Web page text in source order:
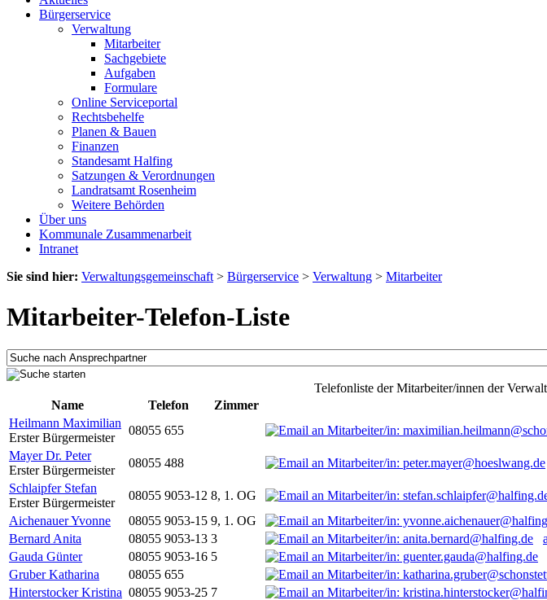
Bürgerservice
Verwaltung
Mitarbeiter
Sachgebiete
Aufgaben
Formulare
Online Serviceportal
Rechtsbehelfe
Planen & Bauen
Finanzen
Standesamt Halfing
Satzungen & Verordnungen
Landratsamt Rosenheim
Weitere Behörden
Über uns
Kommunale Zusammenarbeit
Intranet
Sie sind hier: Verwaltungsgemeinschaft > Bürgerservice > Verwaltung > Mitarbeiter
Mitarbeiter-Telefon-Liste
Telefonliste der Mitarbeiter/innen der
Name
Telefon Zimmer
Heilmann Maximilian
Erster Bürgermeister
08055 655
Mayer Dr. Peter
Erster Bürgermeister
08055 488
Schlaipfer Stefan
Erster Bürgermeister
08055 9053-12 8, 1. OG
Aichenauer Yvonne
08055 9053-15 9, 1. OG
Bernard Anita
08055 9053-13 3
Gauda Günter
08055 9053-16 5
Gruber Katharina
08055 655
Hinterstocker Kristina 08055 9053-25 7